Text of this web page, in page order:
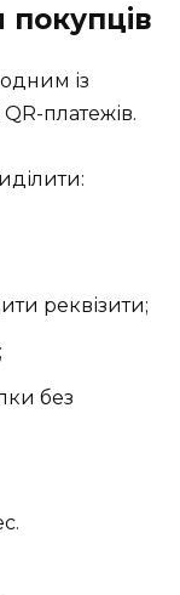
покупців
із
платежів.
реквізити;
без